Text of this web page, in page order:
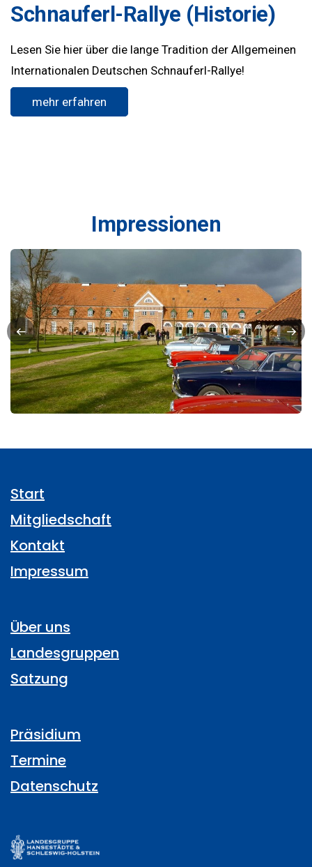
Schnauferl-Rallye (Historie)
Lesen Sie hier über die lange Tradition der Allgemeinen
Internationalen Deutschen Schnauferl-Rallye!
mehr erfahren
Impressionen
Start
Mitgliedschaft
Kontakt
Impressum
Über uns
Landesgruppen
Satzung
Präsidium
Termine
Datenschutz